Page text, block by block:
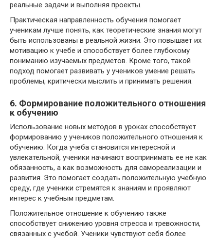
реальные задачи и выполняя проекты.
Практическая направленность обучения помогает
ученикам лучше понять, как теоретические знания могут
быть использованы в реальной жизни. Это повышает их
мотивацию к учебе и способствует более глубокому
пониманию изучаемых предметов. Кроме того, такой
подход помогает развивать у учеников умение решать
проблемы, критически мыслить и принимать решения.
6. Формирование положительного отношения
к обучению
Использование новых методов в уроках способствует
формированию у учеников положительного отношения к
обучению. Когда учеба становится интересной и
увлекательной, ученики начинают воспринимать ее не как
обязанность, а как возможность для самореализации и
развития. Это помогает создать положительную учебную
среду, где ученики стремятся к знаниям и проявляют
интерес к учебным предметам.
Положительное отношение к обучению также
способствует снижению уровня стресса и тревожности,
связанных с учебой. Ученики чувствуют себя более